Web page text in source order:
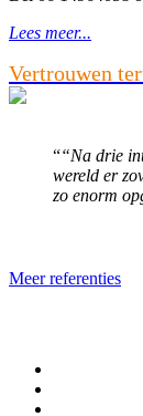
Lees meer...
Vertrouwen
“Na drie
wereld er
zo enorm
Meer referenties